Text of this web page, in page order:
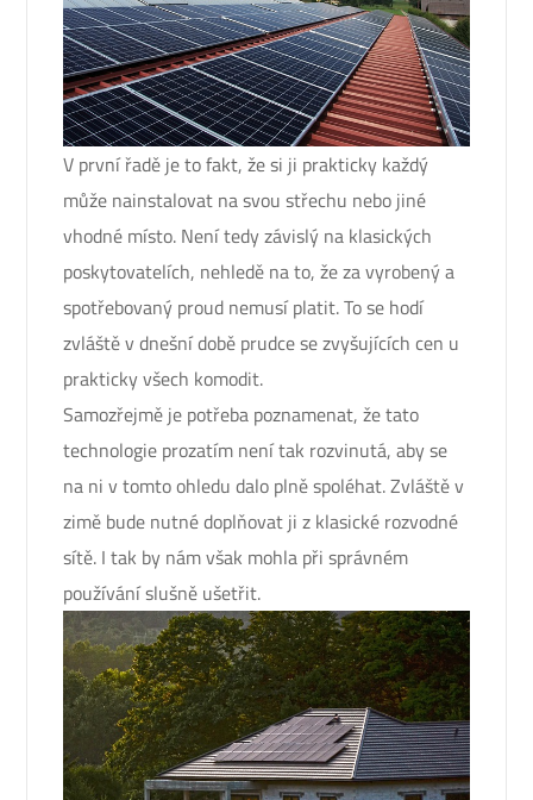
V první řadě je to fakt, že si ji prakticky každý
může nainstalovat na svou střechu nebo jiné
vhodné místo. Není tedy závislý na klasických
poskytovatelích, nehledě na to, že za vyrobený a
spotřebovaný proud nemusí platit. To se hodí
zvláště v dnešní době prudce se zvyšujících cen u
prakticky všech komodit.
Samozřejmě je potřeba poznamenat, že tato
technologie prozatím není tak rozvinutá, aby se
na ni v tomto ohledu dalo plně spoléhat. Zvláště v
zimě bude nutné doplňovat ji z klasické rozvodné
sítě. I tak by nám však mohla při správném
používání slušně ušetřit.